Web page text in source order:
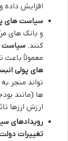
افزایش داده و
سیاست های
و بانک های
کنند. سیاست
معمولاً باعث
های پولی
تواند منجر
ها (مانند
ارزش ارزها
رویدادهای
تغییرات